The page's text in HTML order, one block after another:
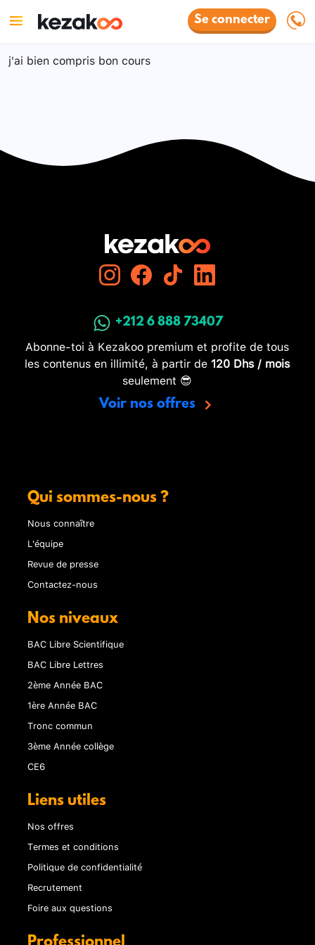
Se connecter
j'ai bien compris bon cours
+212 6 888 73407
Abonne-toi à Kezakoo premium et profite de tous
les contenus en illimité, à partir de 120 Dhs / mois
seulement 😎
Voir nos offres
Qui sommes-nous ?
Nous connaître
L'équipe
Revue de presse
Contactez-nous
Nos niveaux
BAC Libre Scientifique
BAC Libre Lettres
2ème Année BAC
1ère Année BAC
Tronc commun
3ème Année collège
CE6
Liens utiles
Nos offres
Termes et conditions
Politique de confidentialité
Recrutement
Foire aux questions